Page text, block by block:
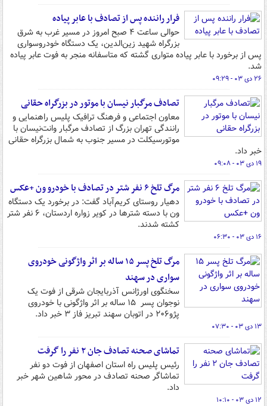
فرار راننده پس از تصادف با عابر پیاده
حوالی ساعت ۴ صبح امروز در مسیر غرب به شرق
بزرگراه شهید زین‌الدین، یک دستگاه خودروسواری
پس از برخورد با عابر پیاده متواری گشته که متاسفانه منجر به فوت عابر پیاده
شد.
۲۶ دی ۰۳ - ۰۹:۲۹
تصادف مرگبار نیسان با موتور در بزرگراه حقانی
معاون اجتماعی و فرهنگ ترافیک پلیس راهنمایی و
رانندگی تهران بزرگ از تصادف مرگبار وانت‌نیسان با
موتورسیکلت در مسیر جنوب به شمال بزرگراه حقانی
خبر داد.
۱۹ دی ۰۳ - ۰۹:۰۸
مرگ تلخ ۶ نفر شتر در تصادف با خودرو ون +عکس
دهیار روستای کریم‌آباد گفت: در برخورد یک دستگاه
ون با دسته شترها در کویر زواره اردستان، ۶ نفر شتر
کشته شدند.
۱۶ دی ۰۳ - ۰۶:۳۰
مرگ تلخ پسر ۱۵ ساله بر اثر واژگونی خودروی
سواری در سهند
سخنگوی اورژانس آذربایجان شرقی از فوت یک
نوجوان پسر ۱۵ ساله بر اثر واژگونی با خودروی
پژو۲۰۶ در اتوبان سهند تبریز فاز ۳ خبر داد.
۱۳ دی ۰۳ - ۰۷:۳۰
تماشای صحنه تصادف جان ۲ نفر را گرفت
رئیس پلیس راه استان اصفهان از فوت دو نفر
تماشاگر صحنه تصادف در محور شاهین شهر خبر
داد.
۱۲ دی ۰۳ - ۱۰:۱۰